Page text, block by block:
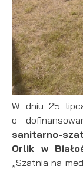
W dniu 25
o
sanitarno-
Orlik w
„Szatnia na